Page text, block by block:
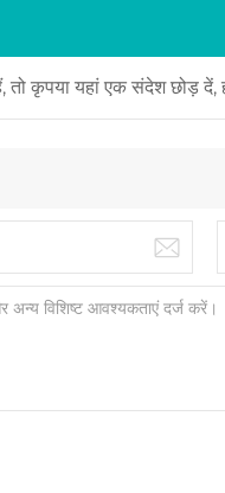
तो कृपया यहां एक संदेश छोड़